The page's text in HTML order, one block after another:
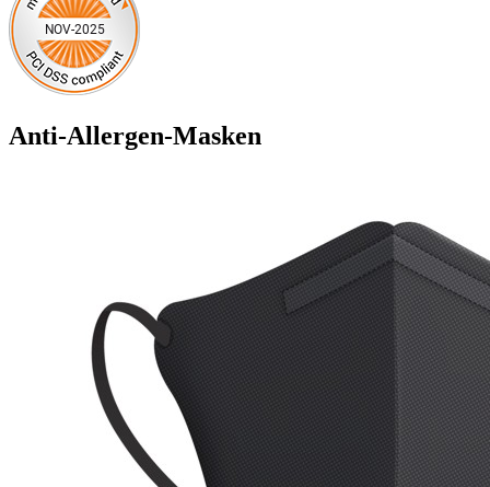
Anti-Allergen-Masken